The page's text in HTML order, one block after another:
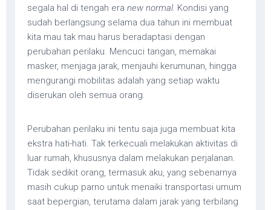
segala hal di tengah era new normal. Kondisi yang
sudah berlangsung selama dua tahun ini membuat
kita mau tak mau harus beradaptasi dengan
perubahan perilaku. Mencuci tangan, memakai
masker, menjaga jarak, menjauhi kerumunan, hingga
mengurangi mobilitas adalah yang setiap waktu
diserukan oleh semua orang.
Perubahan perilaku ini tentu saja juga membuat kita
ekstra hati-hati. Tak terkecuali melakukan aktivitas di
luar rumah, khususnya dalam melakukan perjalanan.
Tidak sedikit orang, termasuk aku, yang sebenarnya
masih cukup parno untuk menaiki transportasi umum
saat bepergian, terutama dalam jarak yang terbilang